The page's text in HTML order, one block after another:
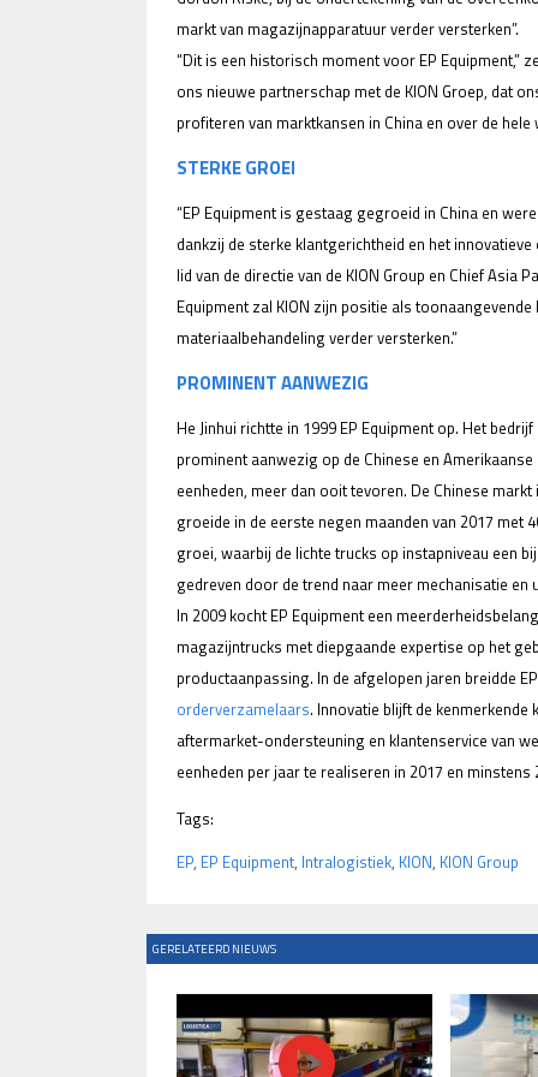
markt van magazijnapparatuur verder versterken”.
“Dit is een historisch moment voor EP Equipment,”
ons nieuwe partnerschap met de KION Groep, dat
profiteren van marktkansen in China en over de hele
STERKE GROEI
“EP Equipment is gestaag gegroeid in China en
dankzij de sterke klantgerichtheid en het
lid van de directie van de KION Group en Chief Asia
Equipment zal KION zijn positie als
materiaalbehandeling verder versterken.”
PROMINENT AANWEZIG
He Jinhui richtte in 1999 EP Equipment op. Het
prominent aanwezig op de Chinese en
eenheden, meer dan ooit tevoren. De Chinese
groeide in de eerste negen maanden van 2017
groei, waarbij de lichte trucks op instapniveau een
gedreven door de trend naar meer mechanisatie en
In 2009 kocht EP Equipment een
magazijntrucks met diepgaande expertise op het
productaanpassing. In de afgelopen jaren breidde
orderverzamelaars. Innovatie blijft de
aftermarket-ondersteuning en klantenservice van
eenheden per jaar te realiseren in 2017 en
Tags:
EP, EP Equipment, Intralogistiek, KION, KION Group
GERELATEERD NIEUWS